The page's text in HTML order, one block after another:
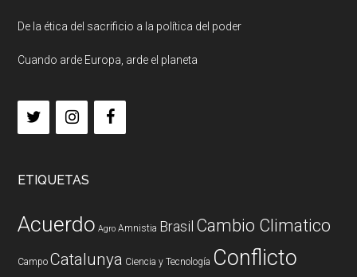
De la ética del sacrificio a la política del poder
Cuando arde Europa, arde el planeta
ETIQUETAS
Acuerdo Agro Amnistia Brasil Cambio Climatico
Campo Catalunya Ciencia y Tecnología Conflicto